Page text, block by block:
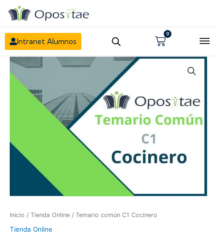
Intranet Alumnos
0
Carrito
Inicio / Tienda Online / Temario común C1 Cocinero
Tienda Online